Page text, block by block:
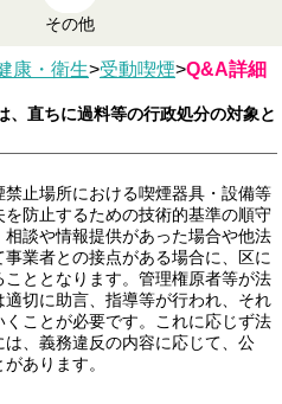
その他
康・衛生>受動喫煙>Q&A詳細
、直ちに過料等の行政処分の対象と
止場所における喫煙器具・設備等
防止するための技術的基準の順守
談や情報提供があった場合や他法
業者との接点がある場合に、区に
ととなります。管理権原者等が法
切に助言、指導等が行われ、それ
ことが必要です。これに応じず法
、義務違反の内容に応じて、公
あります。